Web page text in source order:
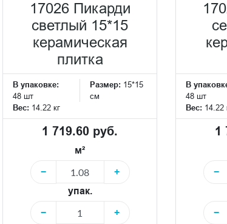
17026 Пикарди
светлый 15*15
керамическая
плитка
В упаковке:
48 шт
Размер: 15*15
см
Вес: 14.22 кг
1 719.60 руб.
м²
−
+
упак.
−
+
В
48 шт
Вес: 14.22
1
−
−